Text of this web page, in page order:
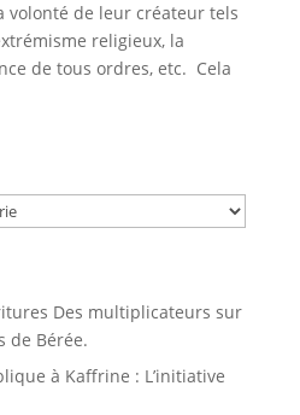
volonté de leur créateur tels
religieux, la
de tous ordres, etc. Cela
Des multiplicateurs sur
de Bérée.
à Kaffrine : L’initiative